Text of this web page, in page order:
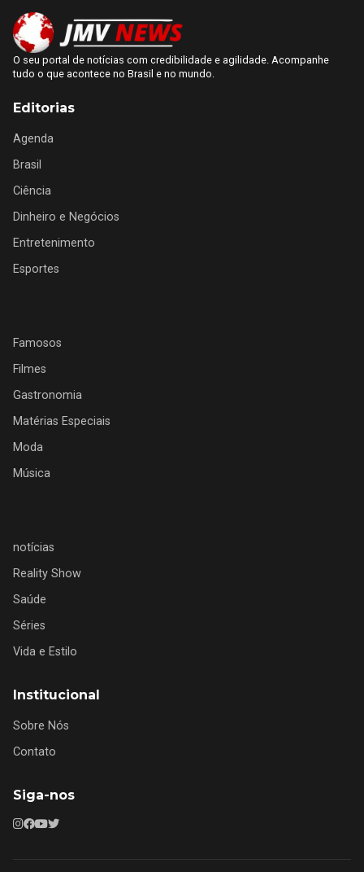
O seu portal de notícias com credibilidade e agilidade. Acompanhe
tudo o que acontece no Brasil e no mundo.
Editorias
Agenda
Brasil
Ciência
Dinheiro e Negócios
Entretenimento
Esportes
Famosos
Filmes
Gastronomia
Matérias Especiais
Moda
Música
notícias
Reality Show
Saúde
Séries
Vida e Estilo
Institucional
Sobre Nós
Contato
Siga-nos